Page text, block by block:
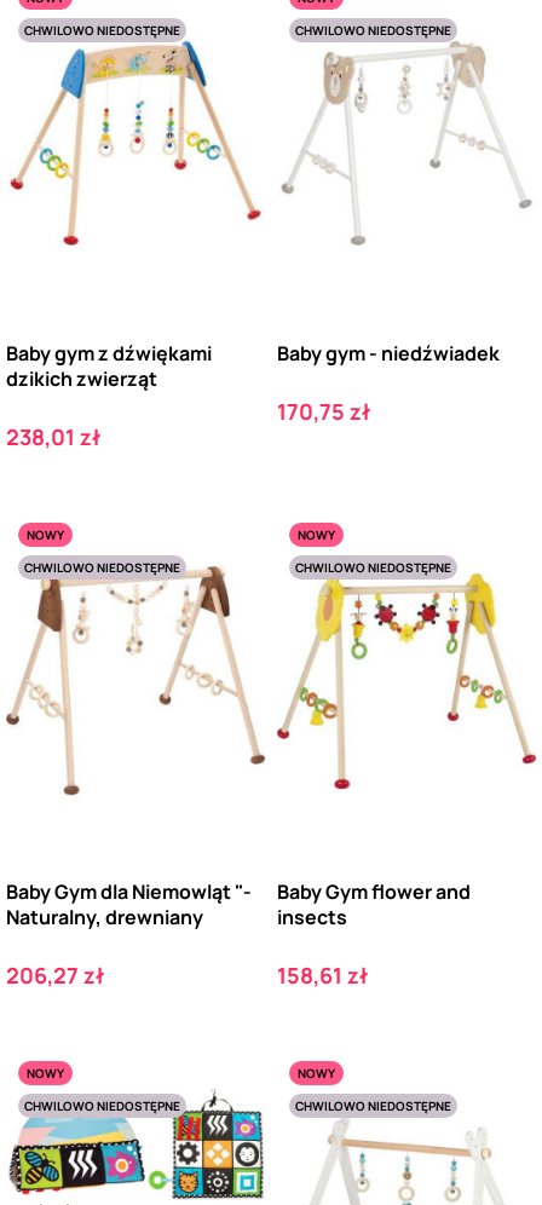
CHWILOWO NIEDOSTĘPNE
Baby gym z dźwiękami
dzikich zwierząt
Cena
238,01 zł
CHWILOWO NIEDOSTĘPNE
Baby gym - niedźwiadek
Cena
170,75 zł
NOWY
CHWILOWO NIEDOSTĘPNE
Baby Gym dla Niemowląt "-
Naturalny, drewniany
Cena
206,27 zł
NOWY
CHWILOWO NIEDOSTĘPNE
Baby Gym flower and
insects
Cena
158,61 zł
NOWY
CHWILOWO NIEDOSTĘPNE
NOWY
CHWILOWO NIEDOSTĘPNE